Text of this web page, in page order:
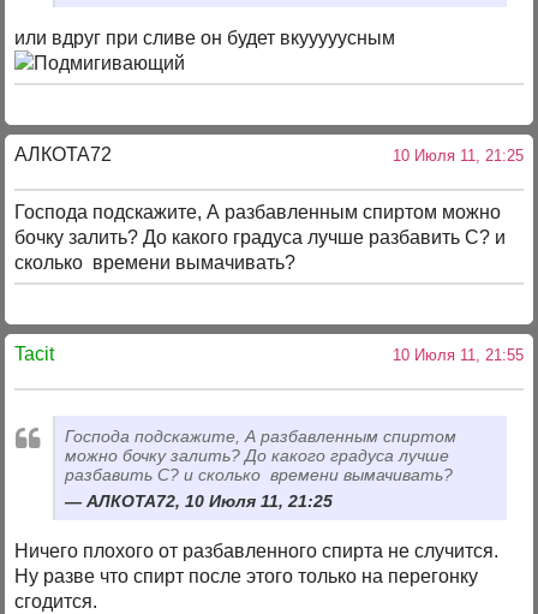
или вдруг при сливе он будет вкууууусным
АЛКОТА72 10 Июля 11, 21:25
Господа подскажите, А разбавленным спиртом можно
бочку залить? До какого градуса лучше разбавить С? и
сколько времени вымачивать?
Tacit 10 Июля 11, 21:55
Господа подскажите, А разбавленным спиртом
можно бочку залить? До какого градуса лучше
разбавить С? и сколько времени вымачивать?
АЛКОТА72, 10 Июля 11, 21:25
Ничего плохого от разбавленного спирта не случится.
Ну разве что спирт после этого только на перегонку
сгодится.